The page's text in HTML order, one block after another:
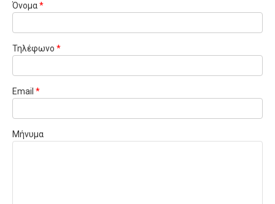
Όνομα*
Τηλέφωνο *
Email *
Μήνυμα